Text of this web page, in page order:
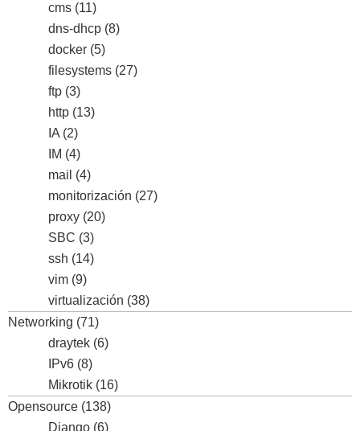
cms (11)
dns-dhcp (8)
docker (5)
filesystems (27)
ftp (3)
http (13)
IA (2)
IM (4)
mail (4)
monitorización (27)
proxy (20)
SBC (3)
ssh (14)
vim (9)
virtualización (38)
Networking (71)
draytek (6)
IPv6 (8)
Mikrotik (16)
Opensource (138)
Django (6)